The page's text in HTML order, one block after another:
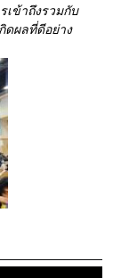
ข้าถึงรวมกับ
ดผลที่ดีอย่าง